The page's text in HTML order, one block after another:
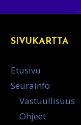
SIVUKARTTA
Etusivu
Seurainfo
Vastuullisuus
Ohjeet